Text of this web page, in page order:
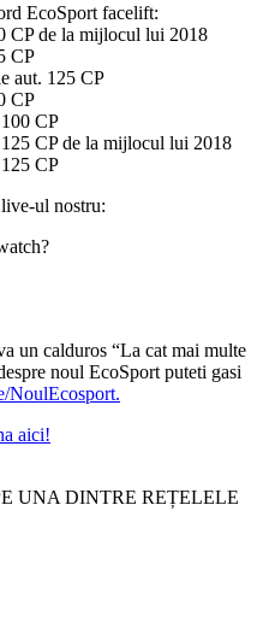
EcoSport facelift:
CP de la mijlocul lui 2018
CP
aut. 125 CP
CP
CP
CP de la mijlocul lui 2018
CP
live-ul nostru:
un calduros “La cat mai multe
noul EcoSport puteti gasi
NoulEcosport.
UNA DINTRE REȚELELE